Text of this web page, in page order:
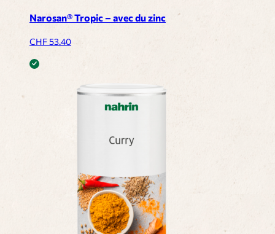
Narosan® Tropic – avec du zinc
CHF53.40